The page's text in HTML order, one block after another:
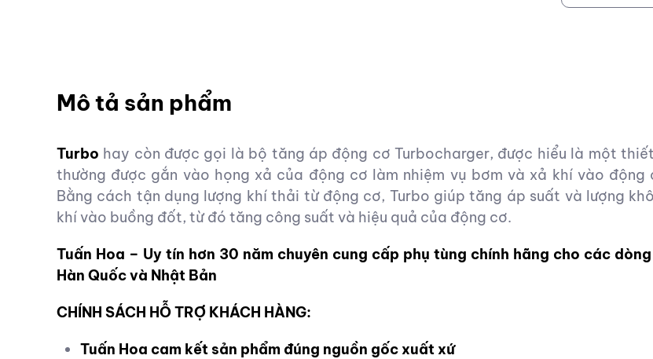
Mô tả sản phẩm
Turbo hay còn được gọi là bộ tăng áp động cơ Turbocharger, được hiểu là một
thường được gắn vào họng xả của động cơ làm nhiệm vụ bơm và xả khí vào động
Bằng cách tận dụng lượng khí thải từ động cơ, Turbo giúp tăng áp suất và lượng
khí vào buồng đốt, từ đó tăng công suất và hiệu quả của động cơ.
Tuấn Hoa – Uy tín hơn 30 năm chuyên cung cấp phụ tùng chính hãng cho các
Hàn Quốc và Nhật Bản
CHÍNH SÁCH HỖ TRỢ KHÁCH HÀNG:
Tuấn Hoa cam kết sản phẩm đúng nguồn gốc xuất xứ